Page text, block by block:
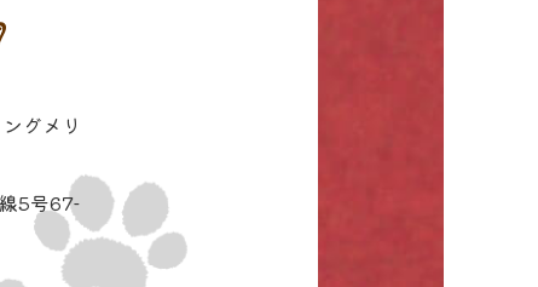
グメリ
5号67-